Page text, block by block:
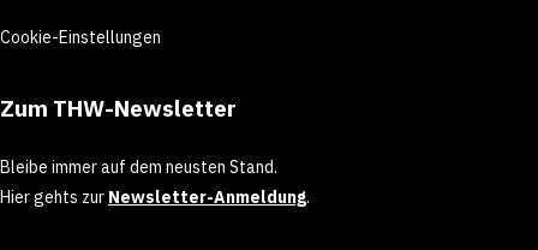
Cookie-Einstellungen
Zum THW-Newsletter
Bleibe immer auf dem neusten Stand.
Hier gehts zur Newsletter-Anmeldung.